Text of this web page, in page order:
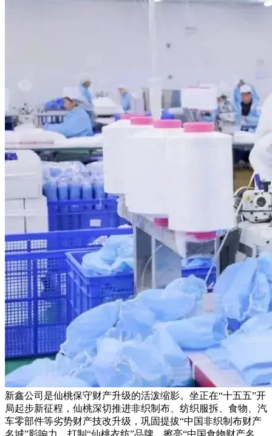
新鑫公司是仙桃保守财产升级的活泼缩影。坐正在“十五五”开
局起步新征程，仙桃深切推进非织制布、纺织服拆、食物、汽
车零部件等劣势财产技改升级，巩固提拔“中国非织制布财产